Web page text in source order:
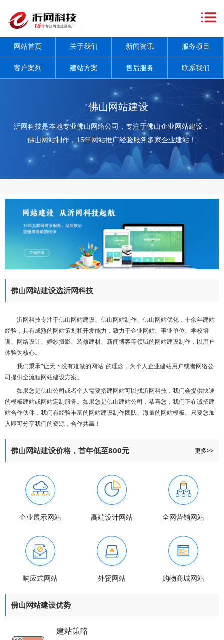
首
页
于
我
新
闻
服
网站首页 关于我们 新闻资讯 服务项目
客户案列 建站方案 售后服务 联系我们
佛山网站建设
沂网科技是本地专业佛山网络公司，专注于佛山企业网站建设，
佛山网站制作，15年网站推广经验服务多家企业建站！
佛山网站建设选沂网科技
沂网科技专注于佛山网站建设、佛山网站制作、佛山网站优化，十余年建站
经验，具有成熟的网站策划和开发能力，致力于企业网站、事业单位、学校培
训、网络设计、婚纱摄影、装修建材、新闻博客等领域的网站建设制作，以用户
体验为核心。
我们秉承"让天下没有难做的网站"的理念，为个人企业建站用户或者网络公
司提供全流程网站建设方案。
如果您是佛山公司或者个人需要搭建网站可以找沂网科技，我们会提供快速
的模板建站或网站定制服务。如果您是佛山建站公司，恭喜您，我们正在诚招建
站合作伙伴，我们有经验丰富的网站建设制作团队、海量的网站模板、只要您加
入即可分享我们的资源，合作共赢！
佛山网站建设价格，首年低至800元 更多>>
企业展示网站 高端设计网站 全网营销网站
响应式网站 外贸网站 购物商城网站
佛山网站建设优势
建站策略